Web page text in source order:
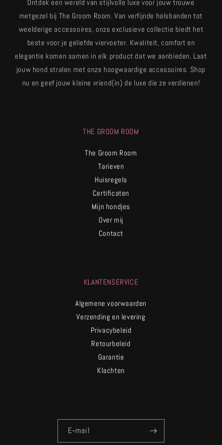
Ontdek een wereld van stijlvolle luxe voor jouw trouwe
metgezel bij The Groom Room. Van verfijnde halsbanden tot
weelderige accessoires, onze exclusieve collectie biedt het
beste voor je geliefde viervoeter. Kwaliteit, comfort en
elegantie komen samen in elk product dat we aanbieden. Laat
jouw hond stralen met onze hoogwaardige accessoires. Shop
nu en geef jouw kleine vriend(in) de luxe die ze verdienen!
THE GROOM ROOM
The Groom Room
Tarieven
Huisregels
Certificaten
Mijn hondjes
Over mij
Contact
KLANTENSERVICE
Algemene voorwaarden
Verzending en levering
Privacybeleid
Retourbeleid
Garantie
Klachten
E‑mail